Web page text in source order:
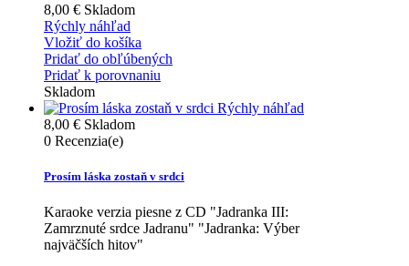
8,00 € Skladom
Rýchly náhľad
Vložiť do košíka
Pridať do obľúbených
Pridať k porovnaniu
Skladom
Rýchly náhľad
8,00 € Skladom
0 Recenzia(e)
Prosím láska zostaň v srdci
Karaoke verzia piesne z CD "Jadranka III:
Zamrznuté srdce Jadranu" "Jadranka: Výber
najväčších hitov"